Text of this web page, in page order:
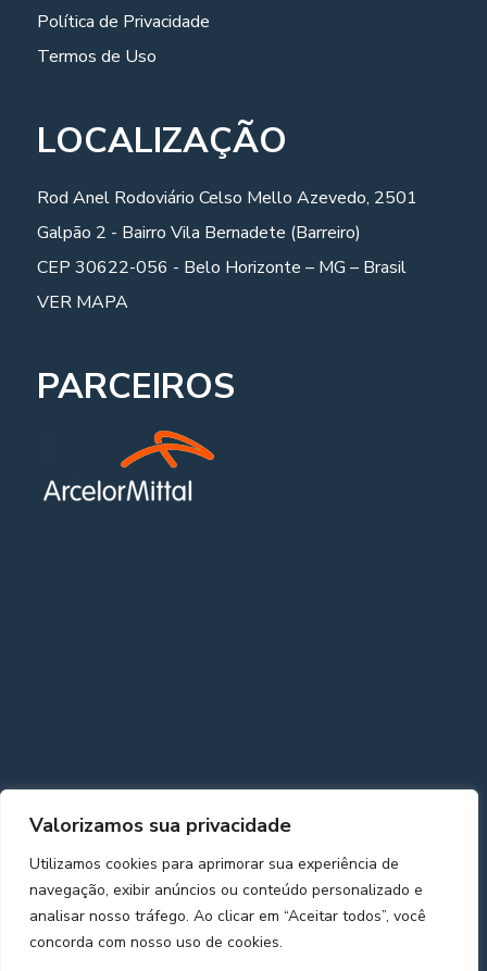
Valorizamos sua privacidade
Utilizamos cookies para aprimorar sua experiência de
navegação, exibir anúncios ou conteúdo personalizado e
analisar nosso tráfego. Ao clicar em “Aceitar todos”, você
concorda com nosso uso de cookies.
Política de Privacidade
Termos de Uso
LOCALIZAÇÃO
Rod Anel Rodoviário Celso Mello Azevedo, 2501
Galpão 2 - Bairro Vila Bernadete (Barreiro)
CEP 30622-056 - Belo Horizonte – MG – Brasil
VER MAPA
PARCEIROS